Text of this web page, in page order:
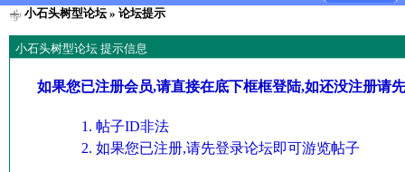
小石头树型论坛» 论坛提示
小石头树型论坛 提示信息
如果您已注册会员,请直接在底下框框登陆,如还没注册请
帖子ID非法
如果您已注册,请先登录论坛即可游览帖子